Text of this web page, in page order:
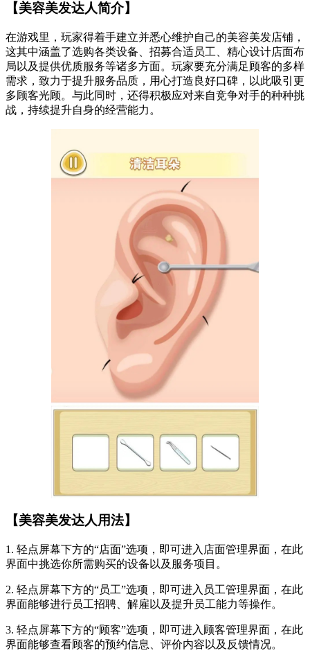
【美容美发达人简介】
在游戏里，玩家得着手建立并悉心维护自己的美容美发店铺，
这其中涵盖了选购各类设备、招募合适员工、精心设计店面布
局以及提供优质服务等诸多方面。玩家要充分满足顾客的多样
需求，致力于提升服务品质，用心打造良好口碑，以此吸引更
多顾客光顾。与此同时，还得积极应对来自竞争对手的种种挑
战，持续提升自身的经营能力。
【美容美发达人用法】
1. 轻点屏幕下方的“店面”选项，即可进入店面管理界面，在此
界面中挑选你所需购买的设备以及服务项目。
2. 轻点屏幕下方的“员工”选项，即可进入员工管理界面，在此
界面能够进行员工招聘、解雇以及提升员工能力等操作。
3. 轻点屏幕下方的“顾客”选项，即可进入顾客管理界面，在此
界面能够查看顾客的预约信息、评价内容以及反馈情况。